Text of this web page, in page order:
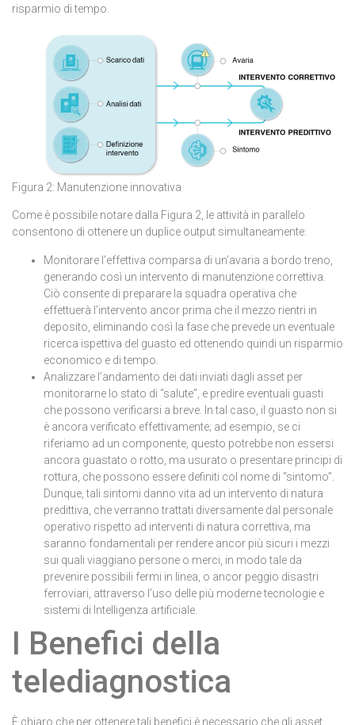
risparmio di tempo.
Figura 2: Manutenzione innovativa
Come è possibile notare dalla Figura 2, le attività in parallelo
consentono di ottenere un duplice output simultaneamente:
Monitorare l’effettiva comparsa di un’avaria a bordo treno,
generando così un intervento di manutenzione correttiva.
Ciò consente di preparare la squadra operativa che
effettuerà l’intervento ancor prima che il mezzo rientri in
deposito, eliminando così la fase che prevede un eventuale
ricerca ispettiva del guasto ed ottenendo quindi un risparmio
economico e di tempo.
Analizzare l’andamento dei dati inviati dagli asset per
monitorarne lo stato di “salute”, e predire eventuali guasti
che possono verificarsi a breve. In tal caso, il guasto non si
è ancora verificato effettivamente; ad esempio, se ci
riferiamo ad un componente, questo potrebbe non essersi
ancora guastato o rotto, ma usurato o presentare principi di
rottura, che possono essere definiti col nome di “sintomo”.
Dunque, tali sintomi danno vita ad un intervento di natura
predittiva, che verranno trattati diversamente dal personale
operativo rispetto ad interventi di natura correttiva, ma
saranno fondamentali per rendere ancor più sicuri i mezzi
sui quali viaggiano persone o merci, in modo tale da
prevenire possibili fermi in linea, o ancor peggio disastri
ferroviari, attraverso l’uso delle più moderne tecnologie e
sistemi di Intelligenza artificiale.
I Benefici della
telediagnostica
È chiaro che per ottenere tali benefici è necessario che gli asset